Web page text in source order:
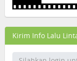
Kirim Info Lalu